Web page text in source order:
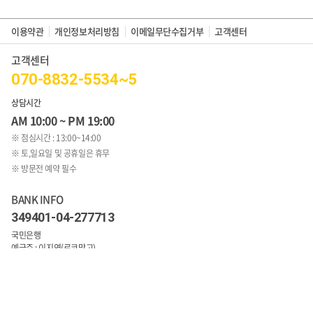
이용약관 개인정보처리방침 이메일무단수집거부 고객센터
고객센터
070-8832-5534~5
상담시간
AM 10:00 ~ PM 19:00
※ 점심시간 : 13:00~14:00
※ 토,일요일 및 공휴일은 휴무
※ 방문전 예약 필수
BANK INFO
349401-04-277713
국민은행
예금주 : 이지연(로코망고)